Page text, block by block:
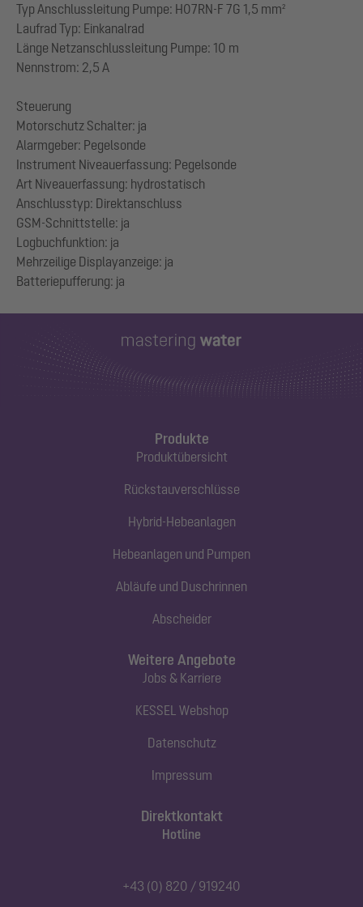
Typ Anschlussleitung Pumpe: H07RN-F 7G 1,5 mm²
Laufrad Typ: Einkanalrad
Länge Netzanschlussleitung Pumpe: 10 m
Nennstrom: 2,5 A
Steuerung
Motorschutz Schalter: ja
Alarmgeber: Pegelsonde
Instrument Niveauerfassung: Pegelsonde
Art Niveauerfassung: hydrostatisch
Anschlusstyp: Direktanschluss
GSM-Schnittstelle: ja
Logbuchfunktion: ja
Mehrzeilige Displayanzeige: ja
Produkte
Produktübersicht
Rückstauverschlüsse
Hybrid-Hebeanlagen
Hebeanlagen und Pumpen
Abläufe und Duschrinnen
Abscheider
Direktkontakt
Hotline
+43 (0) 820 / 919240
Weitere Angebote
Jobs & Karriere
KESSEL Webshop
Datenschutz
Impressum